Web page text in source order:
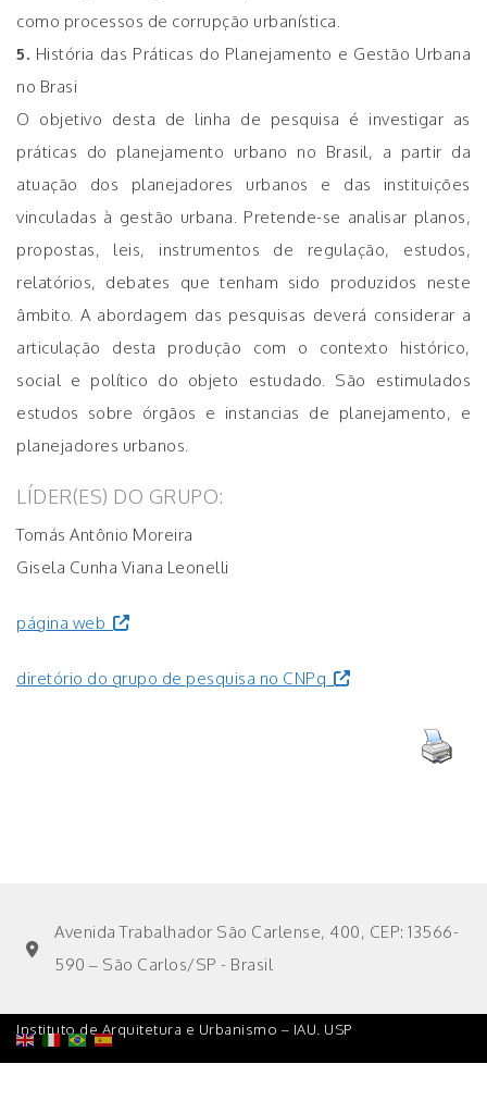
como processos de corrupção urbanística.
5. História das Práticas do Planejamento e Gestão Urbana
no Brasi
O objetivo desta de linha de pesquisa é investigar as
práticas do planejamento urbano no Brasil, a partir da
atuação dos planejadores urbanos e das instituições
vinculadas à gestão urbana. Pretende-se analisar planos,
propostas, leis, instrumentos de regulação, estudos,
relatórios, debates que tenham sido produzidos neste
âmbito. A abordagem das pesquisas deverá considerar a
articulação desta produção com o contexto histórico,
social e político do objeto estudado. São estimulados
estudos sobre órgãos e instancias de planejamento, e
planejadores urbanos.
LÍDER(ES) DO GRUPO:
Tomás Antônio Moreira
Gisela Cunha Viana Leonelli
página web
diretório do grupo de pesquisa no CNPq
Avenida Trabalhador São Carlense, 400, CEP: 13566-
590 – São Carlos/SP - Brasil
Instituto de Arquitetura e Urbanismo – IAU. USP